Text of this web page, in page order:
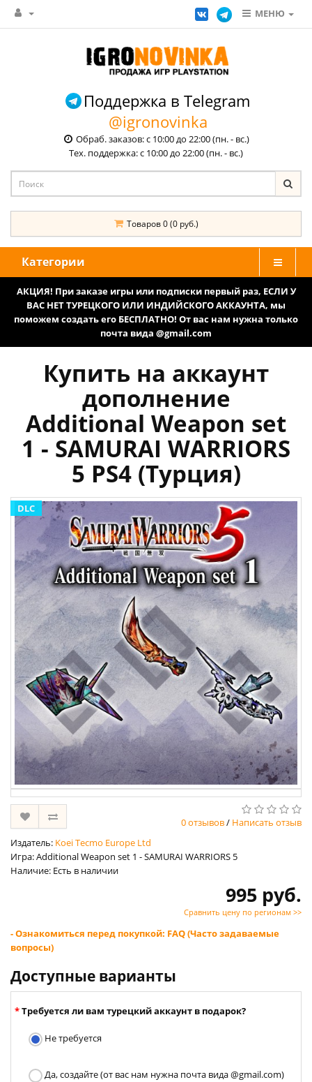
МЕНЮ
Поддержка в Telegram
@igronovinka
Обраб. заказов: с 10:00 до 22:00 (пн. - вс.)
Тех. поддержка: с 10:00 до 22:00 (пн. - вс.)
Товаров 0 (0 руб.)
Категории
АКЦИЯ! При заказе игры или подписки первый раз, ЕСЛИ У
ВАС НЕТ ТУРЕЦКОГО ИЛИ ИНДИЙСКОГО АККАУНТА, мы
поможем создать его БЕСПЛАТНО! От вас нам нужна только
почта вида @gmail.com
Купить на аккаунт
дополнение
Additional Weapon set
1 - SAMURAI WARRIORS
5 PS4 (Турция)
DLC
0 отзывов/ Написать отзыв
Издатель: Koei Tecmo Europe Ltd
Игра: Additional Weapon set 1 - SAMURAI WARRIORS 5
Наличие: Есть в наличии
995 руб.
Сравнить цену по регионам >>
- Ознакомиться перед покупкой: FAQ (Часто задаваемые
вопросы)
Доступные варианты
Требуется ли вам турецкий аккаунт в подарок?
Не требуется
Да, создайте (от вас нам нужна почта вида @gmail.com)